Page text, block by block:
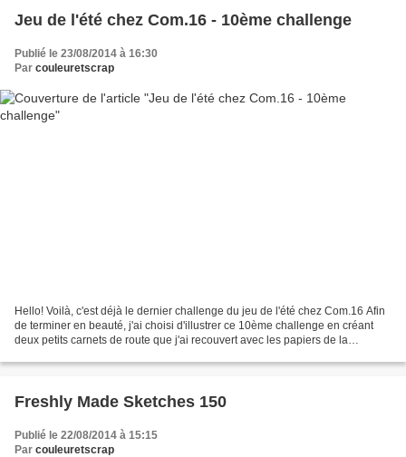
Jeu de l'été chez Com.16 - 10ème challenge
Publié le 23/08/2014 à 16:30
Par couleuretscrap
Hello! Voilà, c'est déjà le dernier challenge du jeu de l'été chez Com.16 Afin
de terminer en beauté, j'ai choisi d'illustrer ce 10ème challenge en créant
deux petits carnets de route que j'ai recouvert avec les papiers de la
Freshly Made Sketches 150
Publié le 22/08/2014 à 15:15
Par couleuretscrap